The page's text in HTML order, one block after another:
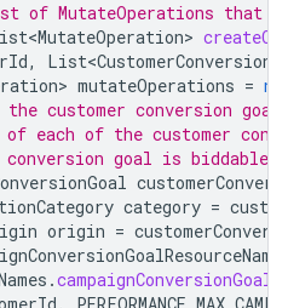
of MutateOperations that
,
mutateOperations =
customer conversion
each of the customer
goal is biddable
category =
origin =
.campaignConversionGoal